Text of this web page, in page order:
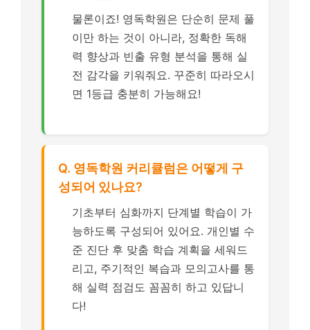
물론이죠! 영독학원은 단순히 문제 풀
이만 하는 것이 아니라, 정확한 독해
력 향상과 빈출 유형 분석을 통해 실
전 감각을 키워줘요. 꾸준히 따라오시
면 1등급 충분히 가능해요!
Q. 영독학원 커리큘럼은 어떻게 구
성되어 있나요?
기초부터 심화까지 단계별 학습이 가
능하도록 구성되어 있어요. 개인별 수
준 진단 후 맞춤 학습 계획을 세워드
리고, 주기적인 복습과 모의고사를 통
해 실력 점검도 꼼꼼히 하고 있답니
다!